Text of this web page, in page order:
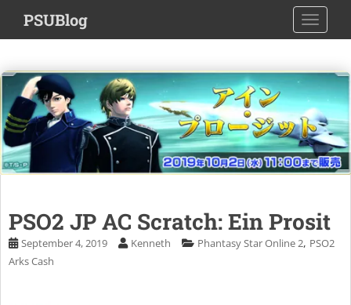
i
t
o
m
a
i
n
PSUBlog
PSO2 JP AC Scratch: Ein Prosit
September 4, 2019 Kenneth Phantasy Star Online 2, PSO2
Arks Cash